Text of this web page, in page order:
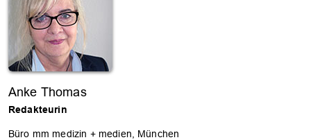
Anke Thomas
Redakteurin
Büro mm medizin + medien, München